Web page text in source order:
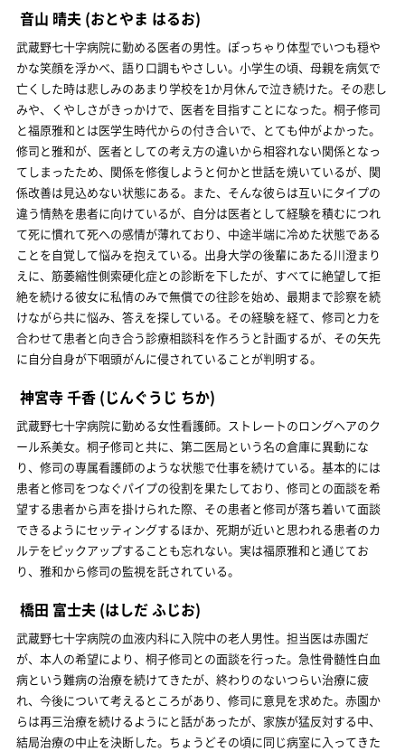
音山 晴夫 (おとやま はるお)
武蔵野七十字病院に勤める医者の男性。ぽっちゃり体型でいつも穏や
かな笑顔を浮かべ、語り口調もやさしい。小学生の頃、母親を病気で
亡くした時は悲しみのあまり学校を1か月休んで泣き続けた。その悲し
みや、くやしさがきっかけで、医者を目指すことになった。桐子修司
と福原雅和とは医学生時代からの付き合いで、とても仲がよかった。
修司と雅和が、医者としての考え方の違いから相容れない関係となっ
てしまったため、関係を修復しようと何かと世話を焼いているが、関
係改善は見込めない状態にある。また、そんな彼らは互いにタイプの
違う情熱を患者に向けているが、自分は医者として経験を積むにつれ
て死に慣れて死への感情が薄れており、中途半端に冷めた状態である
ことを自覚して悩みを抱えている。出身大学の後輩にあたる川澄まり
えに、筋萎縮性側索硬化症との診断を下したが、すべてに絶望して拒
絶を続ける彼女に私情のみで無償での往診を始め、最期まで診察を続
けながら共に悩み、答えを探している。その経験を経て、修司と力を
合わせて患者と向き合う診療相談科を作ろうと計画するが、その矢先
に自分自身が下咽頭がんに侵されていることが判明する。
神宮寺 千香 (じんぐうじ ちか)
武蔵野七十字病院に勤める女性看護師。ストレートのロングヘアのク
ール系美女。桐子修司と共に、第二医局という名の倉庫に異動にな
り、修司の専属看護師のような状態で仕事を続けている。基本的には
患者と修司をつなぐパイプの役割を果たしており、修司との面談を希
望する患者から声を掛けられた際、その患者と修司が落ち着いて面談
できるようにセッティングするほか、死期が近いと思われる患者のカ
ルテをピックアップすることも忘れない。実は福原雅和と通じてお
り、雅和から修司の監視を託されている。
橋田 富士夫 (はしだ ふじお)
武蔵野七十字病院の血液内科に入院中の老人男性。担当医は赤園だ
が、本人の希望により、桐子修司との面談を行った。急性骨髄性白血
病という難病の治療を続けてきたが、終わりのないつらい治療に疲
れ、今後について考えるところがあり、修司に意見を求めた。赤園か
らは再三治療を続けるようにと話があったが、家族が猛反対する中、
結局治療の中止を決断した。ちょうどその頃に同じ病室に入ってきた